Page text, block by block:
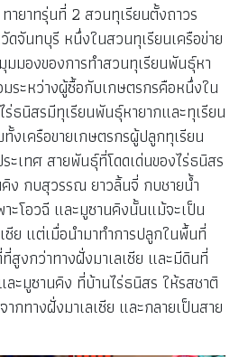
ทายาทรุ่นที่ 2 สวนทุเรียนตั้งถาวร
ดจันทบุรี หนึ่งในสวนทุเรียนเครือข่าย
มมองของการทำสวนทุเรียนพันธุ์หา
มระหว่างผู้ซื้อกับเกษตรกรคือหนึ่งใน
ธนิสรมีทุเรียนพันธุ์หายากและทุเรียน
งเครือขายเกษตรกรผู้ปลูกทุเรียน
ะเทศ สายพันธุ์ที่โดดเด่นของไร่ธนิสร
ง กบสุวรรณ ยาวลิ้นจี่ กบชายน้ำ
ะโอวฉี และมูซานคิงนั้นแม้จะเป็น
ซีย แต่เมื่อนำมาทำการปลูกในพื้นที่
สูงกว่าทางฝั่งมาเลเซีย และมีดินที่
ะมูซานคิง ที่บ้านไร่ธนิสร ให้รสชาติ
กทางฝั่งมาเลเซีย และกลายเป็นสาย